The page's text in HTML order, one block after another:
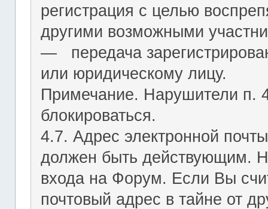
регистрация с целью
другими возможными
― передача
или юридическому лицу.
Примечание. Нарушители п.
блокироваться.
4.7. Адрес электронной
должен быть действующим.
входа на Форум. Если Вы
почтовый адрес в тайне от